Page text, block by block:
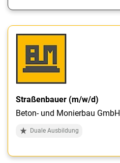
Straßenbauer (m/w/d)
Beton- und Monierbau GmbH
Duale Ausbildung